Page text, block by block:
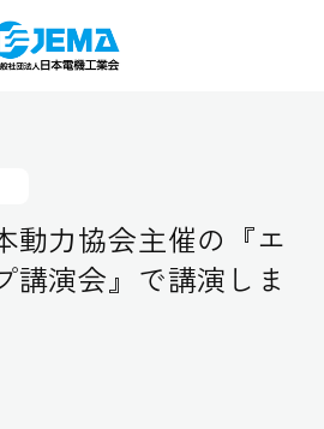
動力協会主催の『エ
講演会』で講演しま